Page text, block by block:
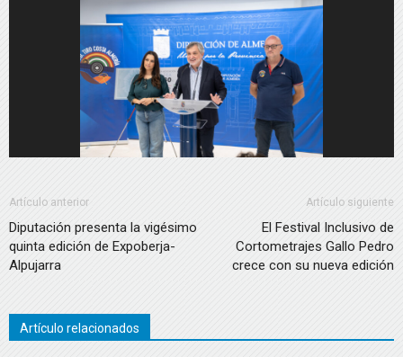
Artículo anterior
Diputación presenta la vigésimo
quinta edición de Expoberja-
Alpujarra
Artículo siguiente
El Festival Inclusivo de
Cortometrajes Gallo Pedro
crece con su nueva edición
Artículo relacionados